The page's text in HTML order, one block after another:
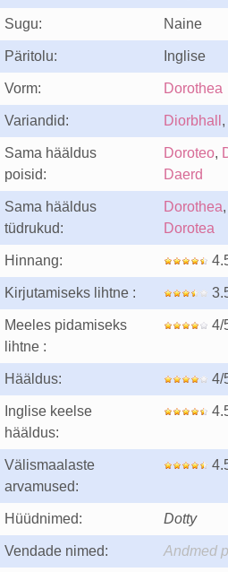
Sugu: Naine
Päritolu: Inglise
Vorm: Dorothea
Variandid: Diorbhall ,
Sama hääldus
poisid:
Doroteo,
Daerd
Sama hääldus
tüdrukud:
Dorothea,
Dorotea
Hinnang:
Kirjutamiseks lihtne :
Meeles pidamiseks
lihtne :
4/
Hääldus: 4/
Inglise keelse
hääldus:
Välismaalaste
arvamused:
Hüüdnimed: Dotty
Vendade nimed: Andmed